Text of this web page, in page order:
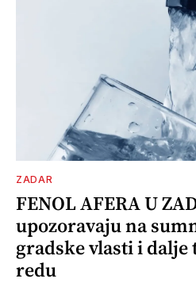
ZADAR
FENOL AFERA U
upozoravaju na
gradske vlasti i dalje
redu